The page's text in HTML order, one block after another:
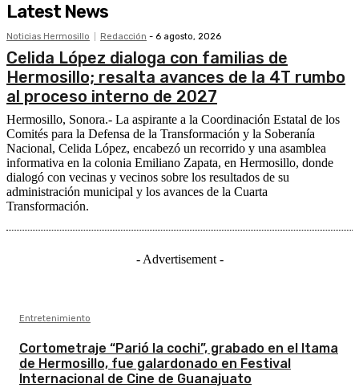
Latest News
Noticias Hermosillo Redacción - 6 agosto, 2026
Celida López dialoga con familias de
Hermosillo; resalta avances de la 4T rumbo
al proceso interno de 2027
Hermosillo, Sonora.- La aspirante a la Coordinación Estatal de los
Comités para la Defensa de la Transformación y la Soberanía
Nacional, Celida López, encabezó un recorrido y una asamblea
informativa en la colonia Emiliano Zapata, en Hermosillo, donde
dialogó con vecinas y vecinos sobre los resultados de su
administración municipal y los avances de la Cuarta
Transformación.
- Advertisement -
Entretenimiento
Cortometraje “Parió la cochi”, grabado en el Itama
de Hermosillo, fue galardonado en Festival
Internacional de Cine de Guanajuato